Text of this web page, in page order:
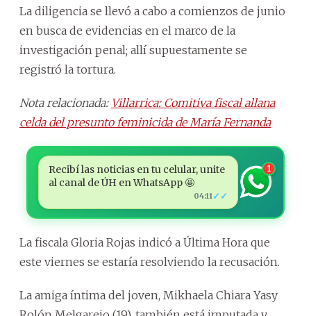
La diligencia se llevó a cabo a comienzos de junio
en busca de evidencias en el marco de la
investigación penal; allí supuestamente se
registró la tortura.
Nota relacionada: Villarrica: Comitiva fiscal allana
celda del presunto feminicida de María Fernanda
Recibí las noticias en tu celular, unite
al canal de ÚH en WhatsApp 🤩
04:11 ✓✓
1
La fiscala Gloria Rojas indicó a Última Hora que
este viernes se estaría resolviendo la recusación.
La amiga íntima del joven, Mikhaela Chiara Yasy